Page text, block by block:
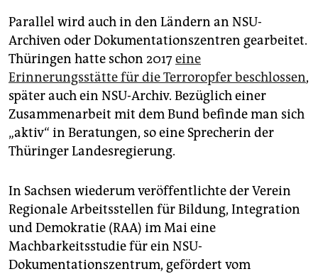
Parallel wird auch in den Ländern an NSU-
Archiven oder Dokumentationszentren gearbeitet.
Thüringen hatte schon 2017 eine
Erinnerungsstätte für die Terroropfer beschlossen,
später auch ein NSU-Archiv. Bezüglich einer
Zusammenarbeit mit dem Bund befinde man sich
„aktiv“ in Beratungen, so eine Sprecherin der
Thüringer Landesregierung.
In Sachsen wiederum veröffentlichte der Verein
Regionale Arbeitsstellen für Bildung, Integration
und Demokratie (RAA) im Mai eine
Machbarkeitsstudie für ein NSU-
Dokumentationszentrum, gefördert vom